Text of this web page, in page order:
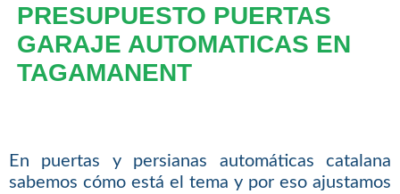
PRESUPUESTO PUERTAS
GARAJE AUTOMATICAS EN
TAGAMANENT
En puertas y persianas automáticas catalana
sabemos cómo está el tema y por eso ajustamos